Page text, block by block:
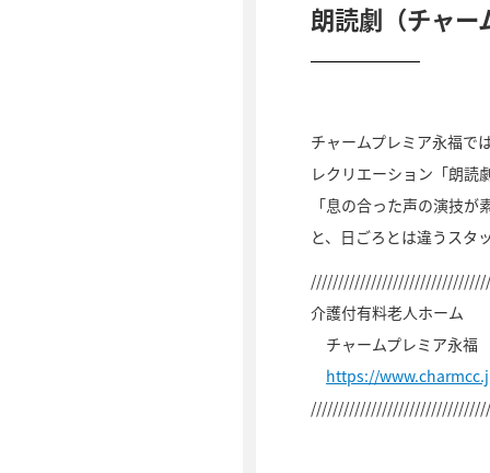
朗読劇（チャー
チャームプレミア永福で
レクリエーション「朗読
「息の合った声の演技
と、日ごろとは違うスタ
介護付有料老人ホーム
チャームプレミア永福
https://